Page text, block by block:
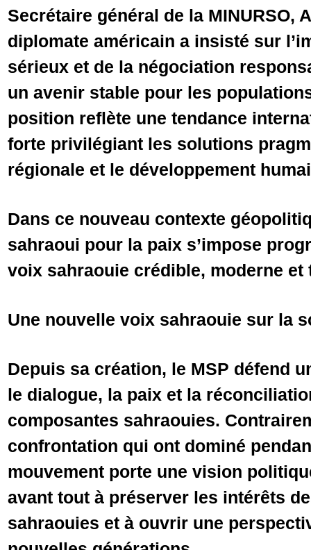
Secrétaire général de la MINURSO,
diplomate américain a insisté sur
sérieux et de la négociation
un avenir stable pour les
position reflète une tendance
forte privilégiant les solutions
régionale et le développement
Dans ce nouveau contexte
sahraoui pour la paix s’impose
voix sahraouie crédible, moderne et
Une nouvelle voix sahraouie sur la
Depuis sa création, le MSP défend
le dialogue, la paix et la
composantes sahraouies.
confrontation qui ont dominé
mouvement porte une vision
avant tout à préserver les intérêts
sahraouies et à ouvrir une